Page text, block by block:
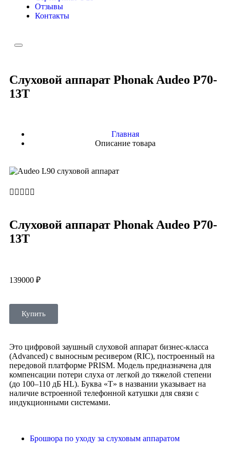
Отзывы
Контакты
Слуховой аппарат Phonak Audeo P70-
13T
Главная
Описание товара
    
Слуховой аппарат Phonak Audeo P70-
13T
139000 ₽
Купить
Это цифровой заушный слуховой аппарат бизнес-класса
(Advanced) с выносным ресивером (RIC), построенный на
передовой платформе PRISM. Модель предназначена для
компенсации потери слуха от легкой до тяжелой степени
(до 100–110 дБ HL). Буква «T» в названии указывает на
наличие встроенной телефонной катушки для связи с
индукционными системами.
Брошюра по уходу за слуховым аппаратом